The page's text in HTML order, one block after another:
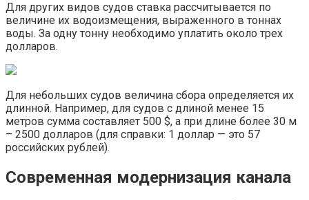
Для других видов судов ставка рассчитывается по
величине их водоизмещения, выраженного в тоннах
воды. За одну тонну необходимо уплатить около трех
долларов.
Для небольших судов величина сбора определяется их
длинной. Например, для судов с длиной менее 15
метров сумма составляет 500 $, а при длине более 30 м
– 2500 долларов (для справки: 1 доллар — это 57
российских рублей).
Современная модернизация канала